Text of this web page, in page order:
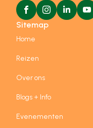
Sitemap
Home
Reizen
Over ons
Blogs + Info
Evenementen